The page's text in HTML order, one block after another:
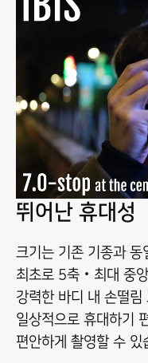
뛰어난 휴대성
크기는 기존 기종과 동
최초로 5축‧최대 중
강력한 바디 내 손떨
일상적으로 휴대하기
편안하게 촬영할 수 있